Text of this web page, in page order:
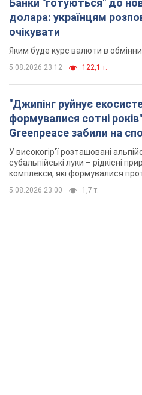
субальпійські луки – рідкісні
комплекси, які формувалися
5.08.2026 23:00